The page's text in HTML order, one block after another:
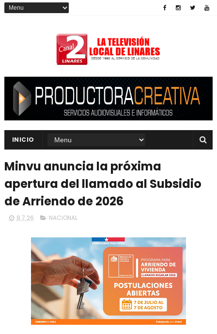
INICIO
Minvu anuncia la próxima
apertura del llamado al Subsidio
de Arriendo de 2026
8.7.26 NACIONAL